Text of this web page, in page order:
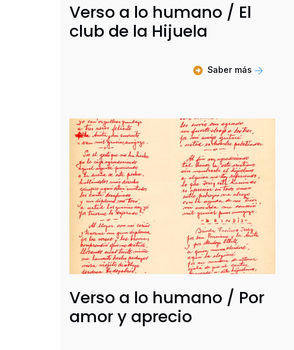
Verso a lo humano / El
club de la Hijuela
Saber más
Verso a lo humano / Por
amor y aprecio